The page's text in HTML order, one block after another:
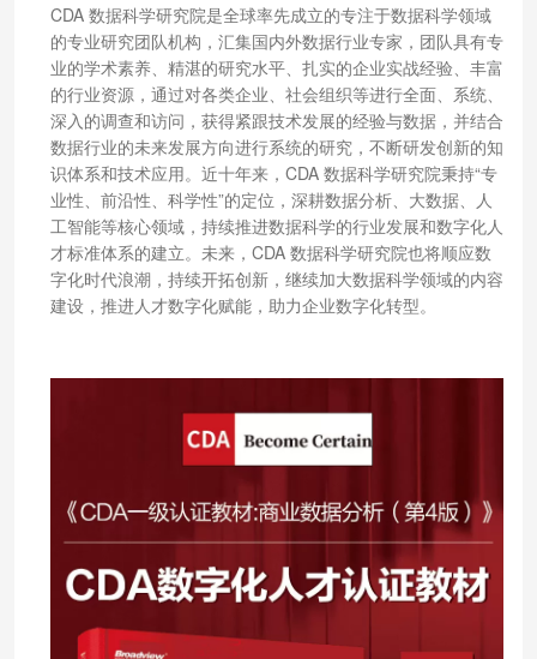
CDA 数据科学研究院是全球率先成立的专注于数据科学领域
的专业研究团队机构，汇集国内外数据行业专家，团队具有专
业的学术素养、精湛的研究水平、扎实的企业实战经验、丰富
的行业资源，通过对各类企业、社会组织等进行全面、系统、
深入的调查和访问，获得紧跟技术发展的经验与数据，并结合
数据行业的未来发展方向进行系统的研究，不断研发创新的知
识体系和技术应用。近十年来，CDA 数据科学研究院秉持“专
业性、前沿性、科学性”的定位，深耕数据分析、大数据、人
工智能等核心领域，持续推进数据科学的行业发展和数字化人
才标准体系的建立。未来，CDA 数据科学研究院也将顺应数
字化时代浪潮，持续开拓创新，继续加大数据科学领域的内容
建设，推进人才数字化赋能，助力企业数字化转型。